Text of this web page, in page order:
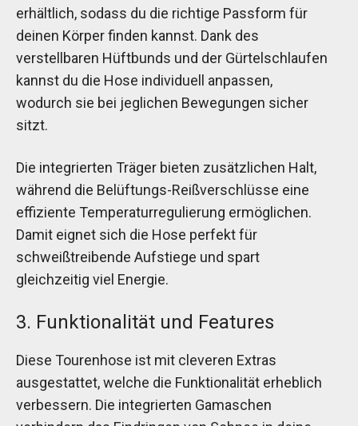
erhältlich, sodass du die richtige Passform für
deinen Körper finden kannst. Dank des
verstellbaren Hüftbunds und der Gürtelschlaufen
kannst du die Hose individuell anpassen,
wodurch sie bei jeglichen Bewegungen sicher
sitzt.
Die integrierten Träger bieten zusätzlichen Halt,
während die Belüftungs-Reißverschlüsse eine
effiziente Temperaturregulierung ermöglichen.
Damit eignet sich die Hose perfekt für
schweißtreibende Aufstiege und spart
gleichzeitig viel Energie.
3. Funktionalität und Features
Diese Tourenhose ist mit cleveren Extras
ausgestattet, welche die Funktionalität erheblich
verbessern. Die integrierten Gamaschen